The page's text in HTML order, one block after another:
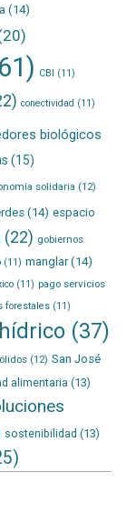
(14)
CBI (11)
conectividad (11)
biológicos
(15)
solidaria (12)
(14) espacio
(22) gobiernos
(11) manglar(14)
(11) pago servicios
forestales(11)
(37)
(12) San José
alimentaria (13)
sostenibilidad (13)